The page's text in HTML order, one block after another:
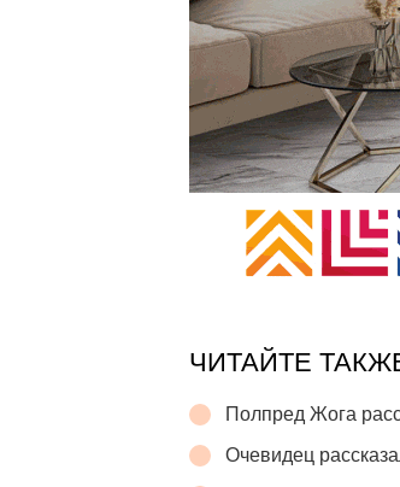
ЧИТАЙТЕ
Полпред Жога
Очевидец